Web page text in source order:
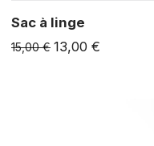
Sac à linge
15,00 € 13,00 €